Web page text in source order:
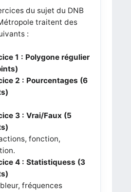
du sujet du DNB
traitent des
:
1 : Polygone régulier
2 : Pourcentages (6
3 : Vrai/Faux (5
fonction,
4 : Statistiquess (3
fréquences